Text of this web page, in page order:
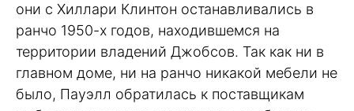
они с Хиллари Клинтон останавливались в
ранчо 1950-х годов, находившемся на
территории владений Джобсов. Так как ни в
главном доме, ни на ранчо никакой мебели не
было, Пауэлл обратилась к поставщикам